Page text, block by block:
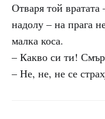
Отваря той
надолу – на прага
малка коса.
– Какво си ти!
– Не, не, не се